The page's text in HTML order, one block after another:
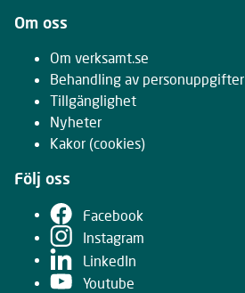
Om oss
Om verksamt.se
Behandling av personuppgifter
Tillgänglighet
Nyheter
Kakor (cookies)
Följ oss
Facebook
Instagram
LinkedIn
Youtube